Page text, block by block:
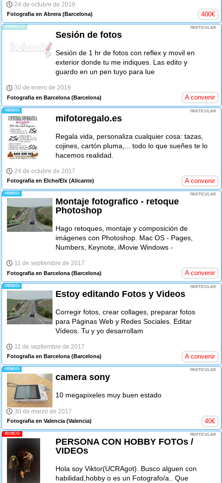
24 de octubre de 2019
Fotografia en Abrera (Barcelona) 400€
-OFREZCO- PARTICULAR
Sesión de fotos
Sesión de 1 hr de fotos con reflex y movil en
exterior donde tu me indiques. Las edito y
guardo en un pen tuyo para lue
30 de enero de 2019
Fotografia en Barcelona (Barcelona) A convenir
-VENDO- PARTICULAR
mifotoregalo.es
Regala vida, personaliza cualquier cosa: tazas,
cojines, cartón pluma,... todo lo que sueñes te lo
hacemos realidad.
24 de octubre de 2017
Fotografia en Elche/Elx (Alicante) A convenir
-VENDO- PARTICULAR
Montaje fotografico - retoque
Photoshop
Hago retoques, montaje y composición de
imágenes con Photoshop. Mac OS - Pages,
Numbers, Keynote, iMovie Windows -
11 de septiembre de 2017
Fotografia en Barcelona (Barcelona) A convenir
-VENDO- PARTICULAR
Estoy editando Fotos y Videos
Corregir fotos, crear collages, preparar fotos
para Páginas Web y Redes Sociales. Editar
Vídeos. Tu y yo desarrollam
11 de septiembre de 2017
Fotografia en Barcelona (Barcelona) A convenir
-VENDO- PARTICULAR
camera sony
10 megapixeles muy buen estado
30 de marzo de 2017
Fotografia en Valencia (Valencia) 40€
-BUSCO- PARTICULAR
PERSONA CON HOBBY FOTOs /
VIDEOs
Hola soy Viktor(UCRAgot). Busco alguen con
habilidad,hobby o es un Fotografo/a.. Que